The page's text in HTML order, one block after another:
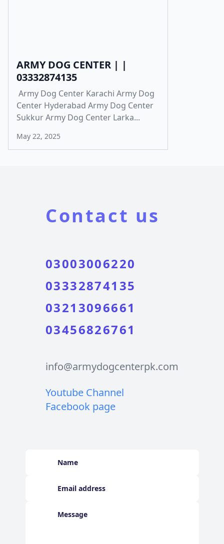
ARMY DOG CENTER | |
03332874135
Army Dog Center Karachi Army Dog
Center Hyderabad Army Dog Center
Sukkur Army Dog Center Larka...
May 22, 2025
Contact us
03003006220
03332874135
03213096661
03456826761
info@armydogcenterpk.com
Youtube Channel
Facebook page